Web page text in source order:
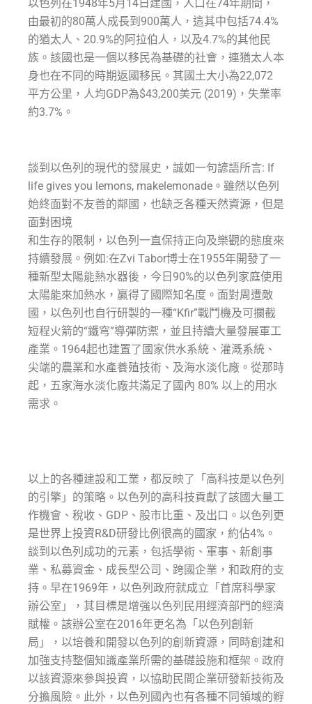
以色列在1948年5月14日建國，人口在74年期間，
由最初的80萬人成長到900萬人，這其中包括74.4%
的猶太人、20.9%的阿拉伯人，以及4.7%的其他民
族。該國也是一個以移民為基礎的社會，連猶太人本
身也在不同的時期返國移民。其國土大小為22,072
平方公里，人均GDP為$43,200美元 (2019)，失業率
約3.7%。
談到以色列的現代的發展史，誠如一句諺語所言: If
life gives you lemons, makelemonade。雖然以色列
始終面對不友善的鄰國，也缺乏各種天然資源，但是
面對困境
和生存的限制，以色列一直保持正向及樂觀的態度來
持續發展。例如:在Zvi Tabor博士在1955年開發了一
種新型太陽能熱水器後，今日90%的以色列家庭使用
太陽能來加熱水，贏得了國際知名度。面對周遭敵
國，以色列也自行研製的一種“Kfir”戰鬥機及可攔截
短程火箭的“鐵穹”導彈防禦，並且持續大量發展軍工
產業。1964起也建置了國家供水系統、灌溉系統、
尖端的農業和水產養殖技術、及海水淡化廠。從那時
起，五家海水淡化廠共滿足了國內 80% 以上的用水
需求。
以上的各種建設和工業，都反映了「高科技是以色列
的引擎」的策略。以色列的高科技貢獻了該國大量工
作機會、稅收、GDP、股市比重、及出口。以色列更
是世界上投資R&D研發比例很高的國家，約佔4%。
談到以色列成功的元素，包括學術、軍事、新創事
業、私募資金、成長型公司、跨國企業，和政府的支
持。早在1969年，以色列政府就成立「首席科學家
辦公室」，其目標是增強以色列民用經濟部門的經濟
賦權。該辦公室在2016年更名為「以色列創新
局」，以培養和開發以色列的創新資源，同時創建和
加強支持整個知識產業所需的基礎設施和框架。政府
以該資源來參與投資，以協助民間企業研發新技術及
分擔風險。此外，以色列國內也有各種不同領域的孵